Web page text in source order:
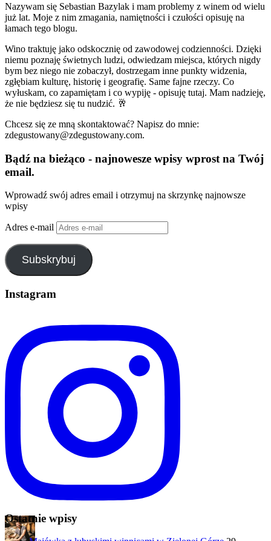
Nazywam się Sebastian Bazylak i mam problemy z winem od wielu
już lat. Moje z nim zmagania, namiętności i czułości opisuję na
łamach tego blogu.
Wino traktuję jako odskocznię od zawodowej codzienności. Dzięki
niemu poznaję świetnych ludzi, odwiedzam miejsca, których nigdy
bym bez niego nie zobaczył, dostrzegam inne punkty widzenia,
zgłębiam kulturę, historię i geografię. Same fajne rzeczy. Co
wyłuskam, co zapamiętam i co wypiję - opisuję tutaj. Mam nadzieję,
że nie będziesz się tu nudzić. 🥂
Chcesz się ze mną skontaktować? Napisz do mnie:
zdegustowany@zdegustowany.com.
Bądź na bieżąco - najnowesze wpisy wprost na Twój
email.
Wprowadź swój adres email i otrzymuj na skrzynkę najnowsze
wpisy
Adres e-mail
Subskrybuj
Instagram
Ostatnie wpisy